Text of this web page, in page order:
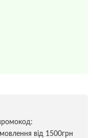
від 1500грн